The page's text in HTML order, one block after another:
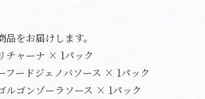
をお届けします。
チャーナ × 1パック
フードジェノバソース × 1パック
ルゴンゾーラソース × 1パック